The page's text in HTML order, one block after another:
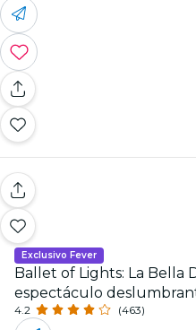
Exclusivo Fever
Ballet of Lights: La Bella
espectáculo
4.2 (463)